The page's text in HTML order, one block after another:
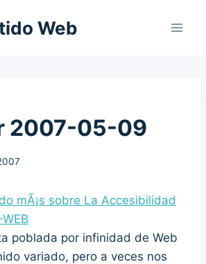
Web
2007-05-09
mÃ¡s sobre La Accesibilidad
poblada por infinidad de Web
variado, pero a veces nos